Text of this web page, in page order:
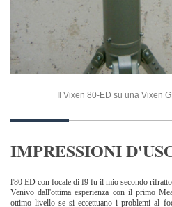
Il Vixen 80-ED su una Vixen
IMPRESSIONI
l'80 ED con focale di f9 fu il mio secondo
Venivo dall'ottima esperienza con il primo
ottimo livello se si eccettuano i problemi al